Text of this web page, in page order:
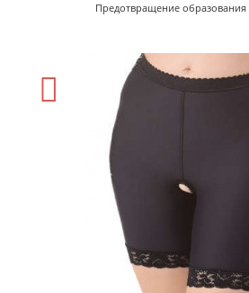
Предотвращение образования